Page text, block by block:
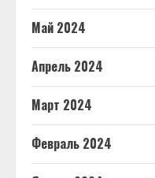
Май 2024
Апрель 2024
Март 2024
Февраль 2024